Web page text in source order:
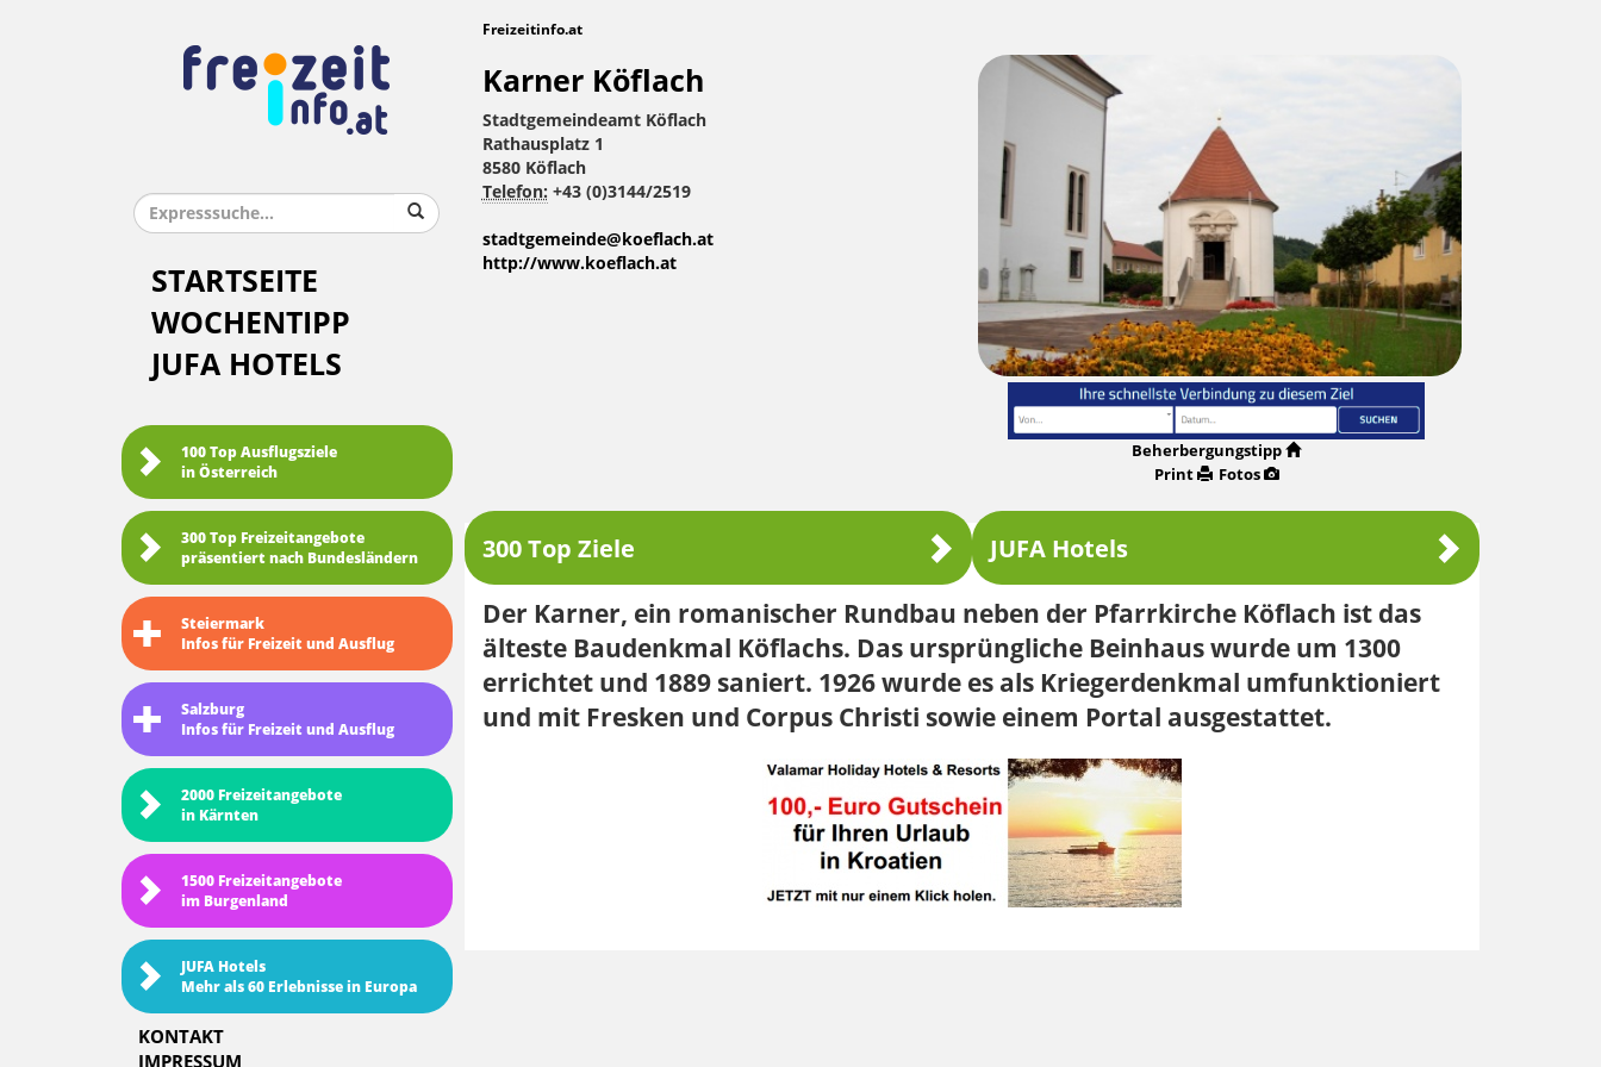
STARTSEITE
WOCHENTIPP
JUFA HOTELS
100 Top Ausflugsziele
in Österreich
300 Top Freizeitangebote
präsentiert nach Bundesländern
Steiermark
Infos für Freizeit und Ausflug
Salzburg
Infos für Freizeit und Ausflug
2000 Freizeitangebote
in Kärnten
1500 Freizeitangebote
im Burgenland
JUFA Hotels
Mehr als 60 Erlebnisse in Europa
KONTAKT
IMPRESSUM
Freizeitinfo.at
Karner Köflach
Stadtgemeindeamt Köflach
Rathausplatz 1
8580 Köflach
Telefon: +43 (0)3144/2519
stadtgemeinde@koeflach.at
http://www.koeflach.at
Beherbergungstipp
Print
Fotos
300 Top Ziele JUFA Hotels
Der Karner, ein romanischer Rundbau neben der Pfarrkirche Köflach ist das
älteste Baudenkmal Köflachs. Das ursprüngliche Beinhaus wurde um 1300
errichtet und 1889 saniert. 1926 wurde es als Kriegerdenkmal umfunktioniert
und mit Fresken und Corpus Christi sowie einem Portal ausgestattet.